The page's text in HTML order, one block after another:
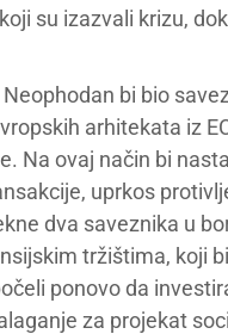
su izazvali krizu,
bi bio
arhitekata iz
Na ovaj način bi
uprkos
dva saveznika u
tržištima, koji
ponovo da
za projekat